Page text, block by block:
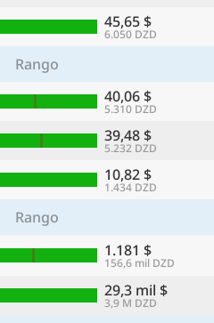
45,65 $
6.050 DZD
Rango
40,06 $
5.310 DZD
39,48 $
5.232 DZD
10,82 $
1.434 DZD
Rango
1.181 $
156,6 mil DZD
29,3 mil $
3,9 M DZD